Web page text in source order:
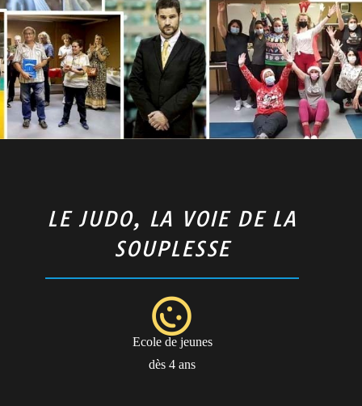
LE JUDO, LA VOIE DE LA
SOUPLESSE
Ecole de jeunes
dès 4 ans